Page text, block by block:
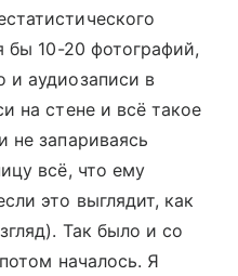
бы 10-20 фотографий,
и аудиозаписи в
на стене и всё такое
не запариваясь
всё, что ему
это выглядит, как
Так было и со
началось. Я